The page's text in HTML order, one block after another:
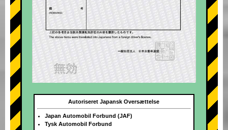
Autoriseret Japansk Oversættelse
Japan Automobil Forbund (JAF)
Tysk Automobil Forbund